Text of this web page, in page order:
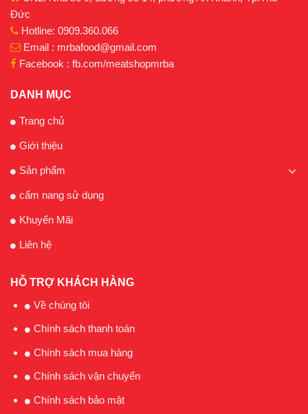
Đức
Hotline: 0909.360.066
Email : mrbafood@gmail.com
Facebook : fb.com/meatshopmrba
DANH MỤC
Trang chủ
Giới thiệu
Sản phẩm
cẩm nang sử dụng
Khuyến Mãi
Liên hệ
HỖ TRỢ KHÁCH HÀNG
Về chúng tôi
Chính sách thanh toán
Chính sách mua hàng
Chính sách vận chuyển
Chính sách bảo mật